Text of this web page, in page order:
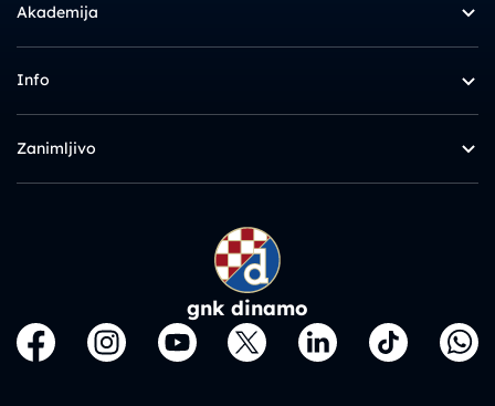
Akademija
Info
Zanimljivo
gnk dinamo